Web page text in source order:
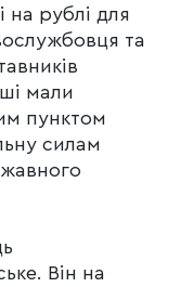
на рублі для
та
мали
пунктом
силам
Він на